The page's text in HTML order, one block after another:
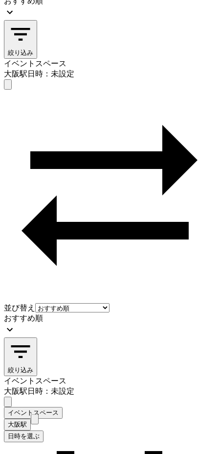
絞り込み
イベントスペース
大阪駅日時：未設定
並び替え
おすすめ順
絞り込み
イベントスペース
大阪駅日時：未設定
イベントスペース
大阪駅
日時を選ぶ